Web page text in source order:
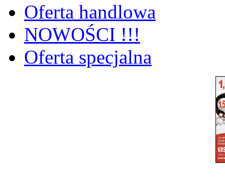
Oferta handlowa
NOWOŚCI !!!
Oferta specjalna